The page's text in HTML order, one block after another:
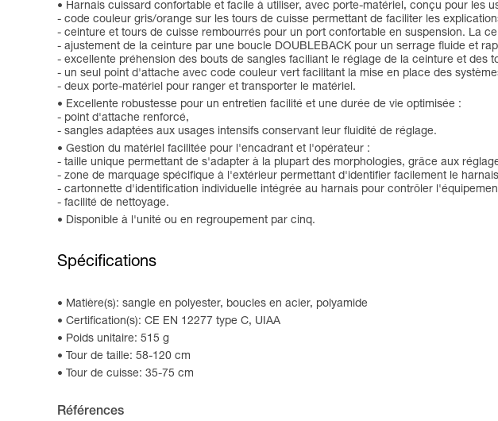
Harnais cuissard confortable et facile à utiliser, avec porte-matériel, conçu pour les
- code couleur gris/orange sur les tours de cuisse permettant de faciliter les
- ceinture et tours de cuisse rembourrés pour un port confortable en suspension. La
- ajustement de la ceinture par une boucle DOUBLEBACK pour un serrage fluide et
- excellente préhension des bouts de sangles faciliant le réglage de la ceinture et des
- un seul point d'attache avec code couleur vert facilitant la mise en place des
- deux porte-matériel pour ranger et transporter le matériel.
Excellente robustesse pour un entretien facilité et une durée de vie optimisée :
- point d'attache renforcé,
- sangles adaptées aux usages intensifs conservant leur fluidité de réglage.
Gestion du matériel facilitée pour l'encadrant et l'opérateur :
- taille unique permettant de s'adapter à la plupart des morphologies, grâce aux
- zone de marquage spécifique à l'extérieur permettant d'identifier facilement le
- cartonnette d'identification individuelle intégrée au harnais pour contrôler
- facilité de nettoyage.
Disponible à l'unité ou en regroupement par cinq.
Spécifications
Matière(s): sangle en polyester, boucles en acier, polyamide
Certification(s): CE EN 12277 type C, UIAA
Poids unitaire: 515 g
Tour de taille: 58-120 cm
Tour de cuisse: 35-75 cm
Références